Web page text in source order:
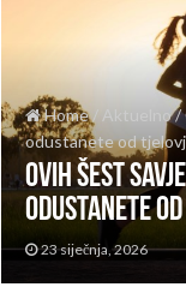
Home / Aktuelno/
odustanete od
Ovih šest
odustanete
23 siječnja, 2026